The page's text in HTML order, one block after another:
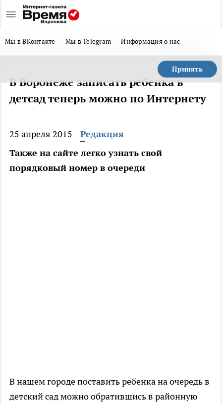
Мы в ВКонтакте Мы в Telegram Информация о нас
Принять
В Воронеже записать ребенка в
детсад теперь можно по Интернету
25 апреля 2015
Редакция
Также на сайте легко узнать свой
порядковый номер в очереди
В нашем городе поставить ребенка на очередь в
детский сад можно обратившись в районную